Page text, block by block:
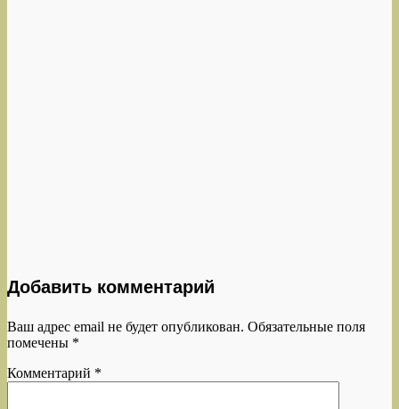
Добавить комментарий
Ваш адрес email не будет опубликован. Обязательные поля
помечены *
Комментарий *